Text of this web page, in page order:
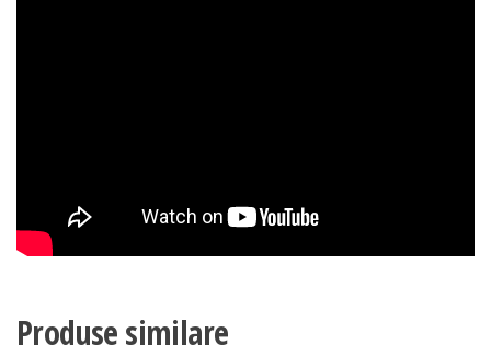
Produse similare